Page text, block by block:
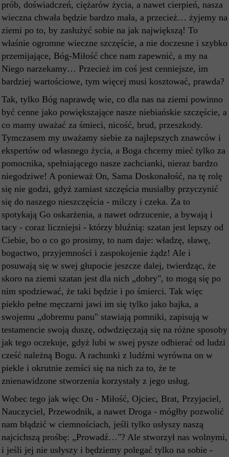
prób, doświadczeń, ciężarów życia, a nawet cierpień, nasza
wieczna chwała będzie bardzo mała, a przecież… żyjemy na
ziemi po to, by zasłużyć sobie na jak największą! To
właśnie ogromne wieczne szczęście, a nie doczesne i szybko
przemijające, Bóg-Miłość chce nam zapewnić, a my na
Niego narzekamy… Przecież im coś jest cenniejsze, im
bardziej wartościowe, tym więcej musi kosztować, prawda?
Tak, tylko Bóg naprawdę wie, co dla nas na ziemi powinno
być cenne jako powiększające nasze niebiańskie szczęście, a
co mamy uważać za śmieci, nicość, brud, przeszkody.
Tymczasem my uważamy siebie za najlepszych znawców i
ekspertów od własnego życia, a Boga chcemy mieć tylko za
pomocnika, spełniającego nasze zachcianki, nieraz bardzo
niegodziwe! A ponieważ On, Sama Doskonałość, na tę rolę
się nie godzi, gdyż zamiast szczęścia musiałby przyczynić
się do naszego nieszczęścia - milczy i czeka. Za to
spotykają Go oskarżenia, a nawet odrzucenie, a bywają i
tacy - coraz liczniejsi - którzy bluźnią: szatan jest lepszy od
Ciebie, bo o co go prosimy, to nam daje: władzę, sławę,
bogactwo, przyjemności i zaspokojenie żądz! Ale i
posuwają się w swej głupocie jeszcze dalej, twierdząc, że
skoro na ziemi szatan jest dla nich „dobry", to mogą się po
nim spodziewać, że taki będzie i po śmierci. Tak więc
piekło pełne męczarni jawi im się tylko jako bajka, a
swojemu „dobremu panu" stawiają pomniki, zapisują w
testamencie swoją duszę, odwdzięczają się na różne sposoby
jak tego oczekuje, gdyż lubi w swej pysze odbierać od ludzi
cześć należną Bogu. A rachunki z ludźmi wyrówna on w
piekle i okrutnie zemści się na nich za to, że te
znienawidzone stworzenia korzystały z jego usług.
Wobec tego jak więc On - Miłość, Ojciec, Brat, Przyjaciel,
Nauczyciel, Przewodnik, a nawet Droga - mógłby pozwolić
nam błądzić w ciemnościach, jeśli tylko usłyszy naszą
najcichszą prośbę: „Prowadź…"? Ale stworzył nas wolnymi,
i jeśli jej nie usłyszy i będziemy polegać tylko na sobie -